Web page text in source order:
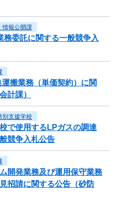
情報公開課
委託に関する一般競争入
搬業務（単価契約）に関
計課）
別支援学校
で使用するLPガスの調達
競争入札公告
開発業務及び運用保守業務
招請に関する公告（砂防